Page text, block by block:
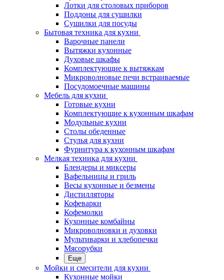
Лотки для столовых приборов
Поддоны для сушилки
Сушилки для посуды
Бытовая техника для кухни
Варочные панели
Вытяжки кухонные
Духовые шкафы
Комплектующие к вытяжкам
Микроволновые печи встраиваемые
Посудомоечные машины
Мебель для кухни
Готовые кухни
Комплектующие к кухонным шкафам
Модульные кухни
Столы обеденные
Стулья для кухни
Фурнитура к кухонным шкафам
Мелкая техника для кухни
Блендеры и миксеры
Вафельницы и гриль
Весы кухонные и безмены
Дистилляторы
Кофеварки
Кофемолки
Кухонные комбайны
Микроволновки и духовки
Мультиварки и хлебопечки
Мясорубки
Еще
Мойки и смесители для кухни
Кухонные мойки